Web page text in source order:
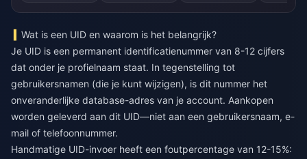
Wat is een UID en waarom is het belangrijk?
Je UID is een permanent identificatienummer van 8-12 cijfers
dat onder je profielnaam staat. In tegenstelling tot
gebruikersnamen (die je kunt wijzigen), is dit nummer het
onveranderlijke database-adres van je account. Aankopen
worden geleverd aan dit UID—niet aan een gebruikersnaam, e-
mail of telefoonnummer.
Handmatige UID-invoer heeft een foutpercentage van 12-15%: